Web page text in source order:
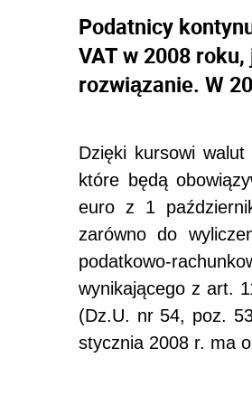
Podatnicy
VAT w 2008
rozwiązanie. W
Dzięki kursowi
które będą
euro z 1
zarówno do
podatkowo-
wynikającego z art.
(Dz.U. nr 54, poz.
stycznia 2008 r. ma